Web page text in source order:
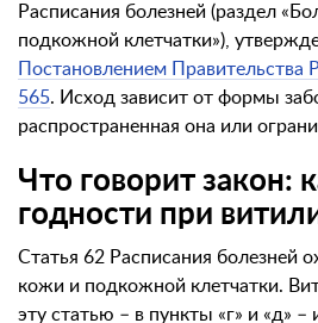
Расписания болезней (раздел
подкожной клетчатки»),
Постановлением
565. Исход зависит от формы
распространенная она или
Что говорит закон:
годности при
Статья 62 Расписания болезней
кожи и подкожной клетчатки.
эту статью – в пункты «г» и «д» –